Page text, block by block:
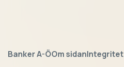
Banker A-ÖOm sidanIntegritet